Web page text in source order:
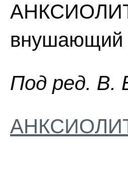
внушающий
Пoд peд. B.